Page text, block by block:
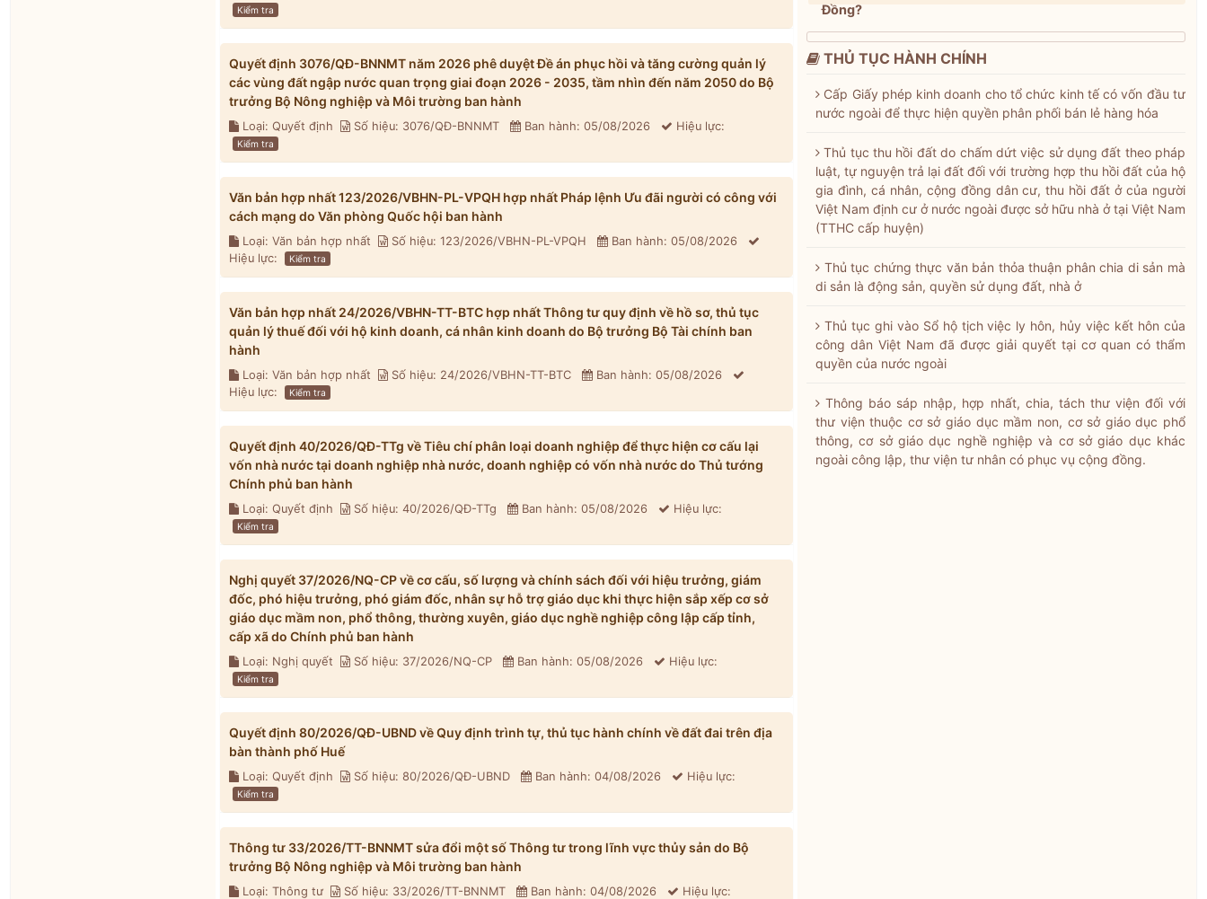
Kiểm tra
Quyết định 3076/QĐ-BNNMT năm 2026 phê duyệt Đề án phục hồi và tăng cường quản lý
các vùng đất ngập nước quan trọng giai đoạn 2026 - 2035, tầm nhìn đến năm 2050 do Bộ
trưởng Bộ Nông nghiệp và Môi trường ban hành
Loại: Quyết định Số hiệu: 3076/QĐ-BNNMT Ban hành: 05/08/2026 Hiệu lực:
Kiểm tra
Văn bản hợp nhất 123/2026/VBHN-PL-VPQH hợp nhất Pháp lệnh Ưu đãi người có công với
cách mạng do Văn phòng Quốc hội ban hành
Loại: Văn bản hợp nhất Số hiệu: 123/2026/VBHN-PL-VPQH
Ban hành: 05/08/2026
Hiệu lực:
Kiểm tra
Văn bản hợp nhất 24/2026/VBHN-TT-BTC hợp nhất Thông tư quy định về hồ sơ, thủ tục
quản lý thuế đối với hộ kinh doanh, cá nhân kinh doanh do Bộ trưởng Bộ Tài chính ban
hành
Loại: Văn bản hợp nhất Số hiệu: 24/2026/VBHN-TT-BTC
Ban hành: 05/08/2026
Hiệu lực:
Kiểm tra
Quyết định 40/2026/QĐ-TTg về Tiêu chí phân loại doanh nghiệp để thực hiện cơ cấu lại
vốn nhà nước tại doanh nghiệp nhà nước, doanh nghiệp có vốn nhà nước do Thủ tướng
Chính phủ ban hành
Loại: Quyết định Số hiệu: 40/2026/QĐ-TTg Ban hành: 05/08/2026 Hiệu lực:
Kiểm tra
Nghị quyết 37/2026/NQ-CP về cơ cấu, số lượng và chính sách đối với hiệu trưởng, giám
đốc, phó hiệu trưởng, phó giám đốc, nhân sự hỗ trợ giáo dục khi thực hiện sắp xếp cơ sở
giáo dục mầm non, phổ thông, thường xuyên, giáo dục nghề nghiệp công lập cấp tỉnh,
cấp xã do Chính phủ ban hành
Loại: Nghị quyết Số hiệu: 37/2026/NQ-CP Ban hành: 05/08/2026 Hiệu lực:
Kiểm tra
Quyết định 80/2026/QĐ-UBND về Quy định trình tự, thủ tục hành chính về đất đai trên địa
bàn thành phố Huế
Loại: Quyết định Số hiệu: 80/2026/QĐ-UBND Ban hành: 04/08/2026 Hiệu lực:
Kiểm tra
Thông tư 33/2026/TT-BNNMT sửa đổi một số Thông tư trong lĩnh vực thủy sản do Bộ
trưởng Bộ Nông nghiệp và Môi trường ban hành
Loại: Thông tư Số hiệu: 33/2026/TT-BNNMT Ban hành: 04/08/2026 Hiệu lực:
Đồng?
THỦ TỤC HÀNH CHÍNH
Cấp Giấy phép kinh doanh cho tổ chức kinh tế có vốn đầu tư
nước ngoài để thực hiện quyền phân phối bán lẻ hàng hóa
Thủ tục thu hồi đất do chấm dứt việc sử dụng đất theo pháp
luật, tự nguyện trả lại đất đối với trường hợp thu hồi đất của hộ
gia đình, cá nhân, cộng đồng dân cư, thu hồi đất ở của người
Việt Nam định cư ở nước ngoài được sở hữu nhà ở tại Việt Nam
(TTHC cấp huyện)
Thủ tục chứng thực văn bản thỏa thuận phân chia di sản mà
di sản là động sản, quyền sử dụng đất, nhà ở
Thủ tục ghi vào Sổ hộ tịch việc ly hôn, hủy việc kết hôn của
công dân Việt Nam đã được giải quyết tại cơ quan có thẩm
quyền của nước ngoài
Thông báo sáp nhập, hợp nhất, chia, tách thư viện đối với
thư viện thuộc cơ sở giáo dục mầm non, cơ sở giáo dục phổ
thông, cơ sở giáo dục nghề nghiệp và cơ sở giáo dục khác
ngoài công lập, thư viện tư nhân có phục vụ cộng đồng.